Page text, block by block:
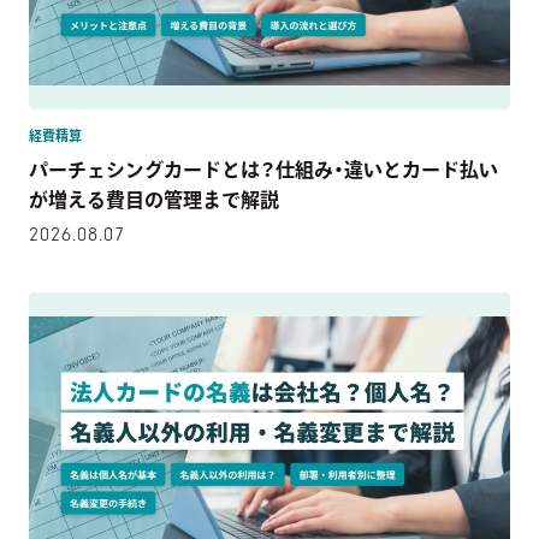
経費精算
パーチェシングカードとは？仕組み・違いとカード払い
が増える費目の管理まで解説
2026.08.07